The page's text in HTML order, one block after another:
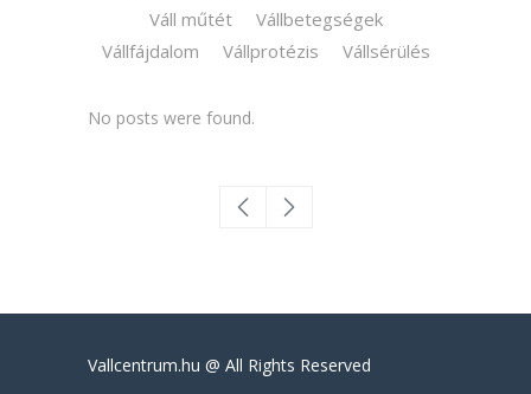
Váll műtét
Vállbetegségek
Vállfájdalom
Vállprotézis Vállsérülés
No posts were found.
Vallcentrum.hu @ All Rights Reserved